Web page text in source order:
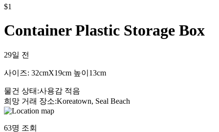
$1
Container Plastic Storage Box
29일 전
사이즈: 32cmX19cm 높이13cm
물건 상태 :사용감 적음
희망 거래 장소:Koreatown, Seal Beach
63명 조회